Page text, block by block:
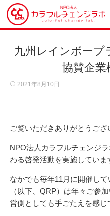
九州レインボープ
協賛企業
2021年8月10日
ご覧いただきありがとうござ
NPO法人カラフルチェンジ
わる啓発活動を実施していま
なかでも毎年11月に開催し
（以下、QRP）は年々ご参
営側としても手ごたえを感じ